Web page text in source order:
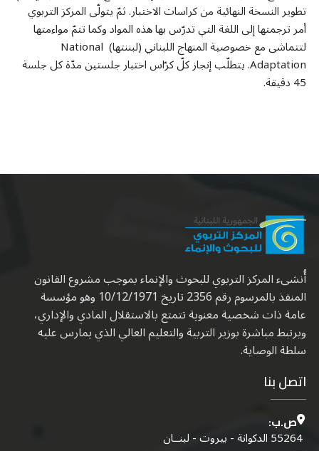
تطوير النسخة النهائية من كراسات الاختبار. ثمّ يتولّى المركز التربوي
أمر ترجمتها إلى اللغة التي تدرّس بها هذه المواد وكما تتمّ مواءمتها
لتتماشى مع خصوصية المنهاج اللبناني (لبننتها) National
Adaptation. يتطلّب إنجاز كلّ كرّاس اختبار جلستين مدّة كل جلسة
45 دقيقة.
أُنشىء المركز التربوي للبحوث والإنماء بموجب مشروع القانون
المنفذ بالمرسوم رقم 2356 تاريخ 10/12/1971 وهو مؤسسة
عامة ذات شخصية معنوية تتمتع بالاستقلال المادي والإداري،
ويرتبط مباشرة بوزير التربية والتعليم العالي الذي يمارس عليه
سلطة الوصاية.
اتصل بنا
ص.ب:
55264 الدكوانة - بيروت - لبنــان